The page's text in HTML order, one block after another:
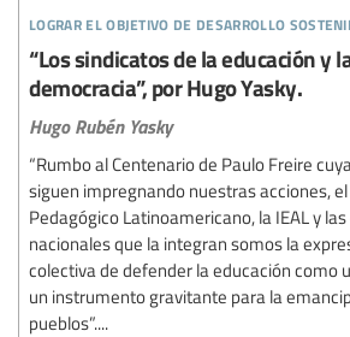
lograr el objetivo de desarrollo
“Los sindicatos de la educación y
democracia”, por Hugo Yasky.
Hugo Rubén Yasky
“Rumbo al Centenario de Paulo Freire
siguen impregnando nuestras acciones,
Pedagógico Latinoamericano, la IEAL y
nacionales que la integran somos la
colectiva de defender la educación como
un instrumento gravitante para la
pueblos”....